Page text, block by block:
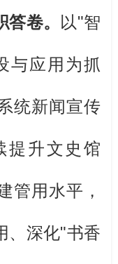
卷。 以"智
与应用为抓
统新闻宣传
提升文史馆
管用水平，
、深化"书香